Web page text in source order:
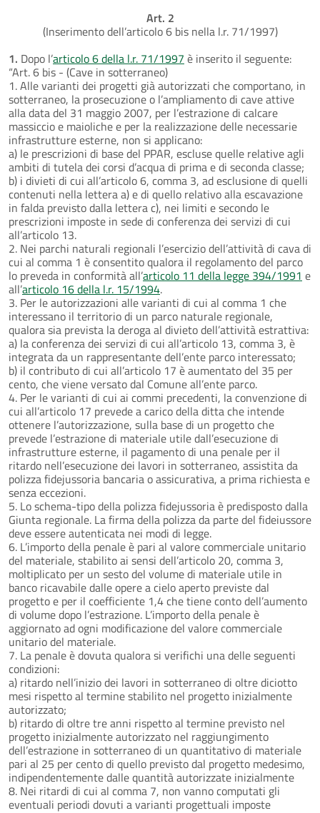
Art. 2
(Inserimento dell’articolo 6 bis nella l.r. 71/1997)
1. Dopo l’articolo 6 della l.r. 71/1997 è inserito il seguente:
“Art. 6 bis - (Cave in sotterraneo)
1. Alle varianti dei progetti già autorizzati che comportano, in
sotterraneo, la prosecuzione o l’ampliamento di cave attive
alla data del 31 maggio 2007, per l’estrazione di calcare
massiccio e maioliche e per la realizzazione delle necessarie
infrastrutture esterne, non si applicano:
a) le prescrizioni di base del PPAR, escluse quelle relative agli
ambiti di tutela dei corsi d’acqua di prima e di seconda classe;
b) i divieti di cui all’articolo 6, comma 3, ad esclusione di quelli
contenuti nella lettera a) e di quello relativo alla escavazione
in falda previsto dalla lettera c), nei limiti e secondo le
prescrizioni imposte in sede di conferenza dei servizi di cui
all’articolo 13.
2. Nei parchi naturali regionali l’esercizio dell’attività di cava di
cui al comma 1 è consentito qualora il regolamento del parco
lo preveda in conformità all’articolo 11 della legge 394/1991 e
all’articolo 16 della l.r. 15/1994.
3. Per le autorizzazioni alle varianti di cui al comma 1 che
interessano il territorio di un parco naturale regionale,
qualora sia prevista la deroga al divieto dell’attività estrattiva:
a) la conferenza dei servizi di cui all’articolo 13, comma 3, è
integrata da un rappresentante dell’ente parco interessato;
b) il contributo di cui all’articolo 17 è aumentato del 35 per
cento, che viene versato dal Comune all’ente parco.
4. Per le varianti di cui ai commi precedenti, la convenzione di
cui all’articolo 17 prevede a carico della ditta che intende
ottenere l’autorizzazione, sulla base di un progetto che
prevede l’estrazione di materiale utile dall’esecuzione di
infrastrutture esterne, il pagamento di una penale per il
ritardo nell’esecuzione dei lavori in sotterraneo, assistita da
polizza fidejussoria bancaria o assicurativa, a prima richiesta e
senza eccezioni.
5. Lo schema-tipo della polizza fidejussoria è predisposto dalla
Giunta regionale. La firma della polizza da parte del fideiussore
deve essere autenticata nei modi di legge.
6. L’importo della penale è pari al valore commerciale unitario
del materiale, stabilito ai sensi dell’articolo 20, comma 3,
moltiplicato per un sesto del volume di materiale utile in
banco ricavabile dalle opere a cielo aperto previste dal
progetto e per il coefficiente 1,4 che tiene conto dell’aumento
di volume dopo l’estrazione. L’importo della penale è
aggiornato ad ogni modificazione del valore commerciale
unitario del materiale.
7. La penale è dovuta qualora si verifichi una delle seguenti
condizioni:
a) ritardo nell’inizio dei lavori in sotterraneo di oltre diciotto
mesi rispetto al termine stabilito nel progetto inizialmente
autorizzato;
b) ritardo di oltre tre anni rispetto al termine previsto nel
progetto inizialmente autorizzato nel raggiungimento
dell’estrazione in sotterraneo di un quantitativo di materiale
pari al 25 per cento di quello previsto dal progetto medesimo,
indipendentemente dalle quantità autorizzate inizialmente
8. Nei ritardi di cui al comma 7, non vanno computati gli
eventuali periodi dovuti a varianti progettuali imposte